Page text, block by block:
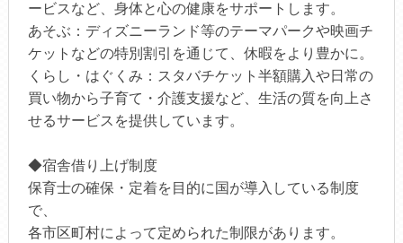
ービスなど、身体と心の健康をサポートします。
あそぶ：ディズニーランド等のテーマパークや映画チ
ケットなどの特別割引を通じて、休暇をより豊かに。
くらし・はぐくみ：スタバチケット半額購入や日常の
買い物から子育て・介護支援など、生活の質を向上さ
せるサービスを提供しています。
◆宿舎借り上げ制度
保育士の確保・定着を目的に国が導入している制度
で、
各市区町村によって定められた制限があります。